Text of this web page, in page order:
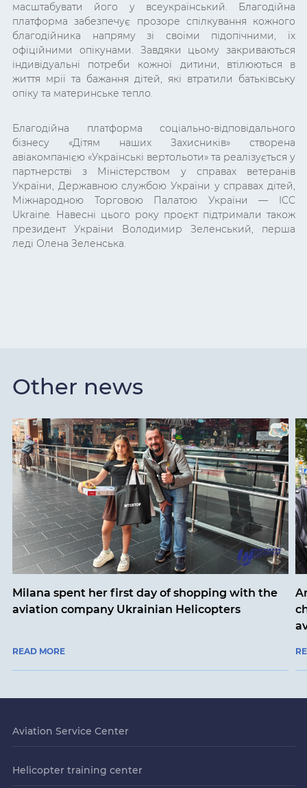
масштабувати його у всеукраїнський. Благодійна
платформа забезпечує прозоре спілкування кожного
благодійника напряму зі своїми підопічними, їх
офіційними опікунами. Завдяки цьому закриваються
індивідуальні потреби кожної дитини, втілюються в
життя мрії та бажання дітей, які втратили батьківську
опіку та материнське тепло.
Благодійна платформа соціально-відповідального
бізнесу «Дітям наших Захисників» створена
авіакомпанією «Українські вертольоти» та реалізується у
партнерстві з Міністерством у справах ветеранів
України, Державною службою України у справах дітей,
Міжнародною Торговою Палатою України— ICC
Ukraine. Навесні цього року проєкт підтримали також
президент України Володимир Зеленський, перша
леді Олена Зеленська.
Other news
Milana spent her first day of shopping with the
aviation company Ukrainian Helicopters
READ MORE
Aviation Service Center
Helicopter training center